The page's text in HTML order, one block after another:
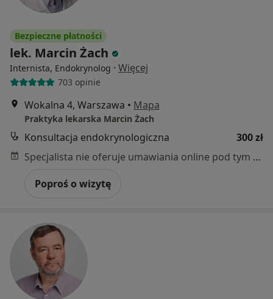
Bezpieczne płatności
lek. Marcin Żach
Internista, Endokrynolog · Więcej
703 opinie
Wokalna 4, Warszawa • Mapa
Praktyka lekarska Marcin Żach
Konsultacja endokrynologiczna
300 zł
Specjalista nie oferuje umawiania online pod tym adresem.
Poproś o wizytę